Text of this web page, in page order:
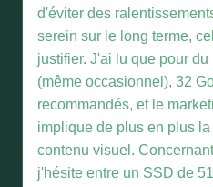
d'éviter des
serein sur le long terme,
justifier. J'ai lu que pour
(même occasionnel), 32
recommandés, et le
implique de plus en plus
contenu visuel.
j'hésite entre un SSD de